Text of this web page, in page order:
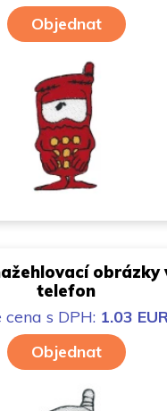
Objednat
obrázky
telefon
cena s DPH: 1.03
Objednat